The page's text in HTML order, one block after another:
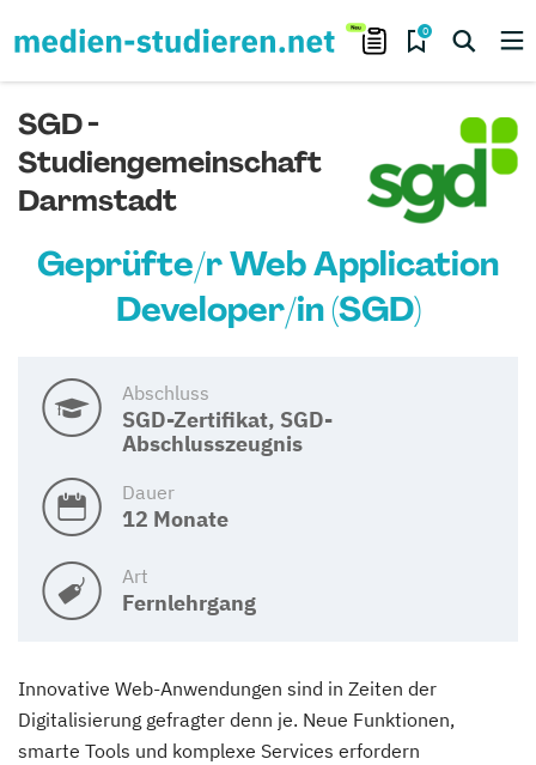
0
SGD -
Studiengemeinschaft
Darmstadt
Geprüfte/r Web Application
Developer/in (SGD)
Abschluss
SGD-Zertifikat, SGD-
Abschlusszeugnis
Dauer
12 Monate
Art
Fernlehrgang
Innovative Web-Anwendungen sind in Zeiten der
Digitalisierung gefragter denn je. Neue Funktionen,
smarte Tools und komplexe Services erfordern